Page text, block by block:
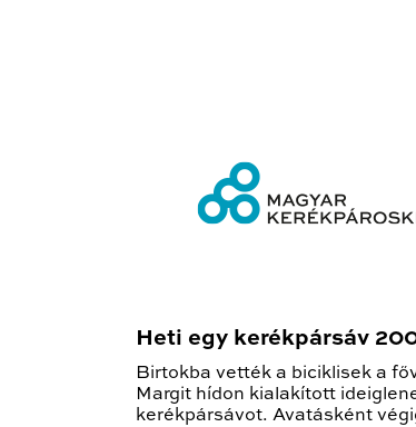
Heti egy kerékpársáv
Birtokba vették a biciklisek a
Margit hídon kialakított
kerékpársávot. Avatásként